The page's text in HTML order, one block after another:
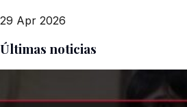
29 Apr 2026
Últimas noticias